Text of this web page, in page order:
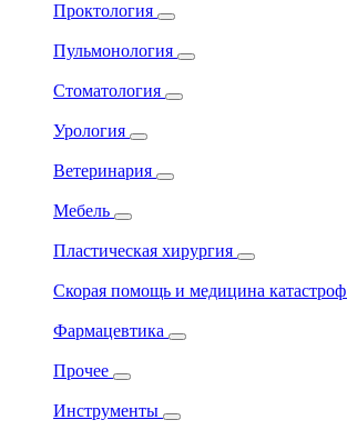
Проктология
Пульмонология
Стоматология
Урология
Ветеринария
Мебель
Пластическая хирургия
Скорая помощь и медицина катастроф
Фармацевтика
Прочее
Инструменты